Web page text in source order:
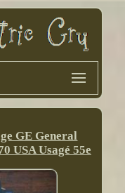
GE General
USA Usagé 55e